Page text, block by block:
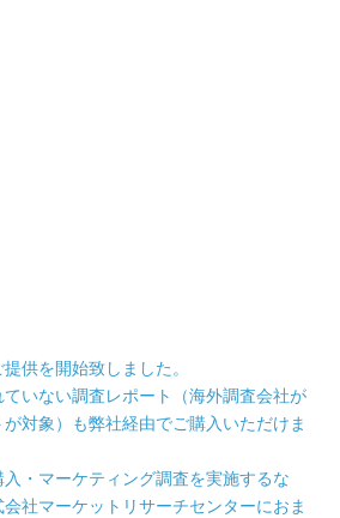
供を開始致しました。
いない調査レポート（海外調査会社が
対象）も弊社経由でご購入いただけま
・マーケティング調査を実施するな
社マーケットリサーチセンターにおま